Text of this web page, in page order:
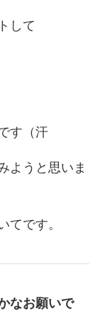
して
す（汗
ようと思いま
てです。
なお願いで